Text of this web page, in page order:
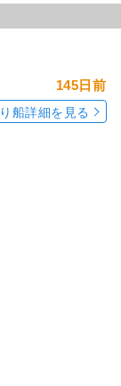
145日前
船詳細を見る